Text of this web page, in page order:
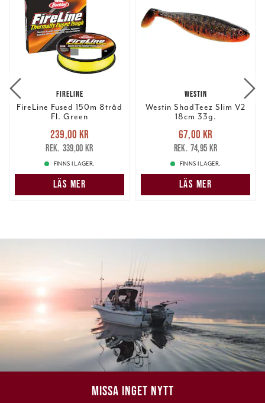
FIRELINE
FireLine Fused 150m 8tråd
Fl. Green
Nuvarande pris
239,00 krTidigare pris
339,00 kr
239,00 kr
339,00 kr
FINNS I LAGER.
LÄS MER
WESTIN
Westin ShadTeez Slim V2
18cm 33g.
Nuvarande pris
67,00 krTidigare pris
74,95 kr
67,00 kr
74,95 kr
FINNS I LAGER.
LÄS MER
MISSA INGET NYTT